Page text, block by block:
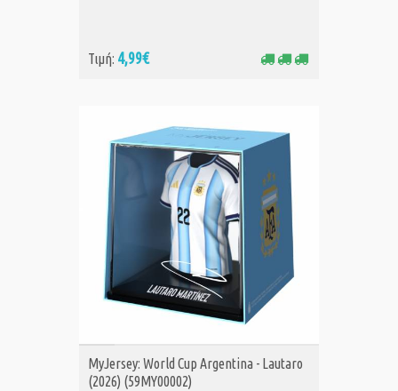
Τιμή: 4,99€
ΑΓΟΡΑ
MyJersey: World Cup Argentina - Lautaro
(2026) (59MY00002)